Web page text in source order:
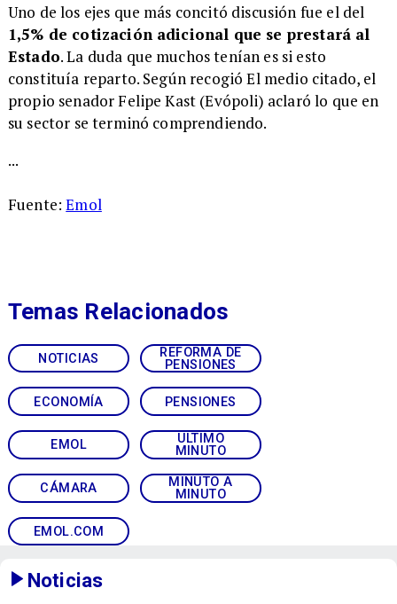
Uno de los ejes que más concitó discusión fue el del
1,5% de cotización adicional que se prestará al
Estado. La duda que muchos tenían es si esto
constituía reparto. Según recogió El medio citado, el
propio senador Felipe Kast (Evópoli) aclaró lo que en
su sector se terminó comprendiendo.
...
Fuente:Emol
NOTICIAS
REFORMA DE
PENSIONES
ECONOMÍA PENSIONES
EMOL
ULTIMO
MINUTO
CÁMARA
MINUTO A
MINUTO
EMOL.COM
Temas Relacionados
Noticias